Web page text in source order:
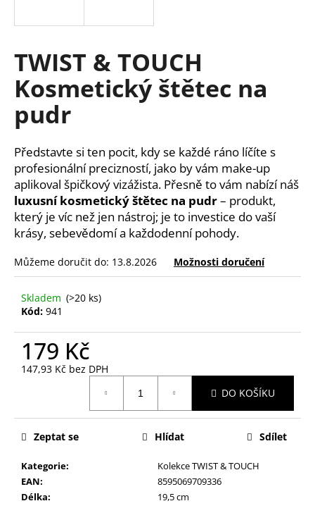
TWIST & TOUCH
Kosmetický štětec na
pudr
Představte si ten pocit, kdy se každé ráno líčíte s
profesionální precizností, jako by vám make-up
aplikoval špičkový vizážista. Přesně to vám nabízí náš
luxusní kosmetický štětec na pudr– produkt,
který je víc než jen nástroj; je to investice do vaší
krásy, sebevědomí a každodenní pohody.
Můžeme doručit do: 13.8.2026 Možnosti doručení
Skladem (>20 ks)
Kód: 941
179 Kč
147,93 Kč bez DPH
DO KOŠÍKU
Kategorie:
Kolekce TWIST & TOUCH
EAN:
8595069709336
Délka: 19,5 cm
Zeptat se Hlídat Sdílet
í
t
?
HLEDAT
D
o
p
o
u
u
e
HOUBIČKA
MAKE-
UP,
KULATÁ
59